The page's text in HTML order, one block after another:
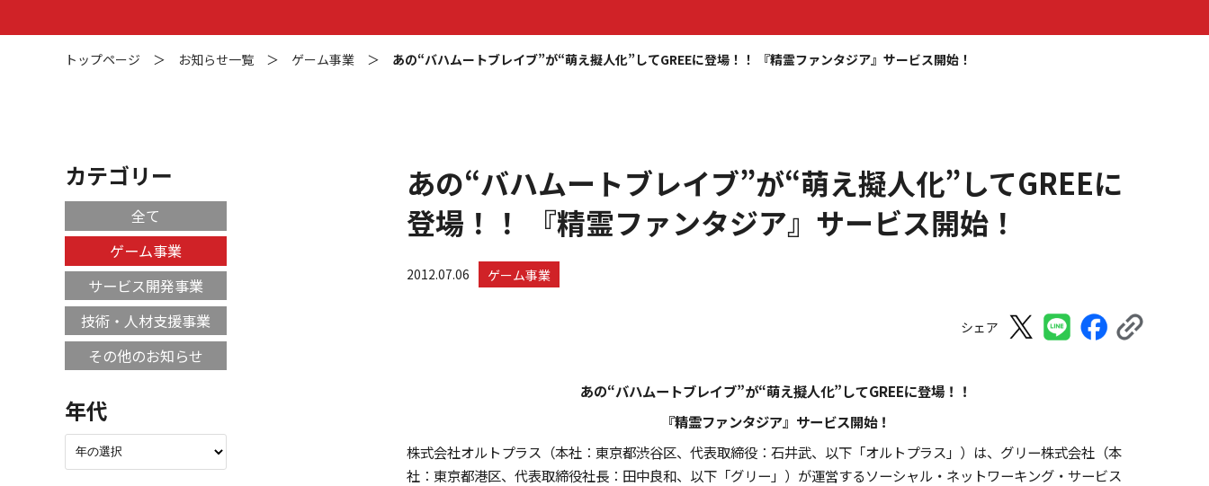
トップページ ＞ お知らせ一覧 ＞ ゲーム事業 ＞ あの“バハムートブレイブ”が“萌え擬人化”してGREEに登場！！ 『精霊ファンタジア』サービス開始！
あの“バハムートブレイブ”が“萌え擬人化”してGREEに
登場！！ 『精霊ファンタジア』サービス開始！
2012.07.06 ゲーム事業
シェア
あの“バハムートブレイブ”が“萌え擬人化”してGREEに登場！！
『精霊ファンタジア』サービス開始！
株式会社オルトプラス（本社：東京都渋谷区、代表取締役：石井武、以下「オルトプラス」）は、グリー株式会社（本
社：東京都港区、代表取締役社長：田中良和、以下「グリー」）が運営するソーシャル・ネットワーキング・サービス
カテゴリー
全て
ゲーム事業
サービス開発事業
技術・人材支援事業
その他のお知らせ
年代